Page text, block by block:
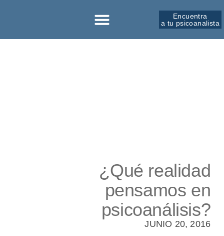
Encuentra
a tu psicoanalista
¿Qué realidad
pensamos en
psicoanálisis?
JUNIO 20, 2016